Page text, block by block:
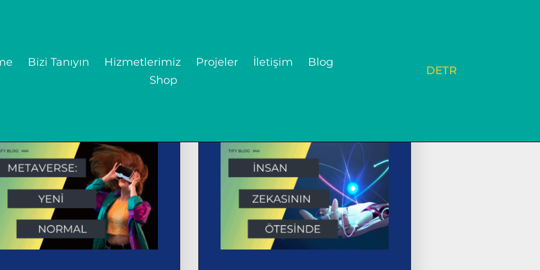
Bizi Tanıyın Hizmetlerimiz Projeler İletişim
Blog
Shop
DETR